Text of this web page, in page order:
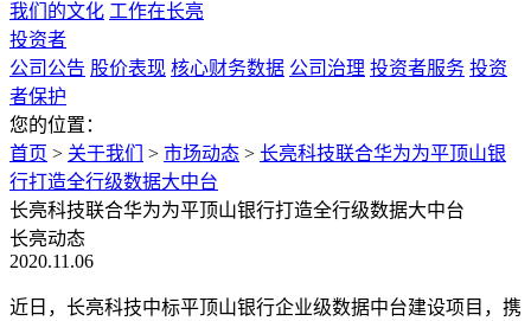
我们的文化 工作在长亮
投资者
公司公告 股价表现 核心财务数据 公司治理 投资者服务 投资
者保护
您的位置：
首页 > 关于我们 > 市场动态 > 长亮科技联合华为为平顶山银
行打造全行级数据大中台
长亮科技联合华为为平顶山银行打造全行级数据大中台
长亮动态
2020.11.06
近日，长亮科技中标平顶山银行企业级数据中台建设项目，携